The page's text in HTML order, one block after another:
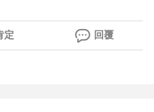
定 回覆